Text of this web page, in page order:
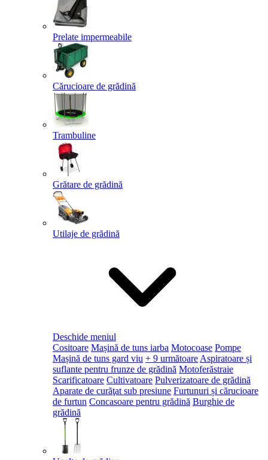
Prelate impermeabile
Cărucioare de grădină
Trambuline
Grătare de grădină
Utilaje de grădină
Deschide meniul
Cositoare Mașină de tuns iarba Motocoase Pompe
Mașină de tuns gard viu + 9 următoare Aspiratoare și
suflante pentru frunze de grădină Motoferăstraie
Scarificatoare Cultivatoare Pulverizatoare de grădină
Aparate de curăţat sub presiune Furtunuri și cărucioare
de furtun Concasoare pentru grădină Burghie de
grădină